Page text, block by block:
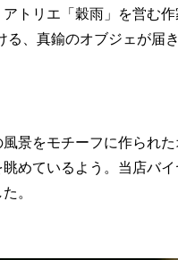
トリエ「穀雨」を営む
、真鍮のオブジェが届
景をモチーフに作られ
めているよう。当店バイ
。